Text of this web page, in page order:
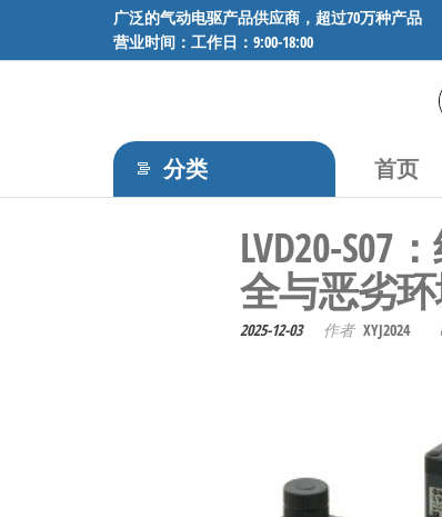
广泛的气动电驱产品供应商，超过70万种产品
营业时间：工作日：9:00-18:00
动
电
SMC、
FESTO、
NORGREN、
分类 首页
LVD20-
全与恶劣
2025-12-03 作者 XYJ2024